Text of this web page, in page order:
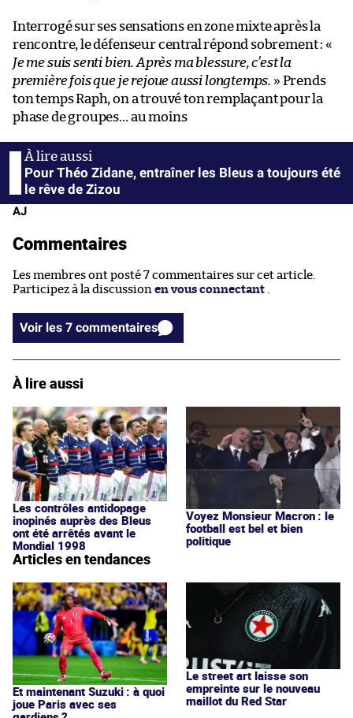
Interrogé sur ses sensations en zone mixte après la
rencontre, le défenseur central répond sobrement : «
Je me suis senti bien. Après ma blessure, c’est la
première fois que je rejoue aussi longtemps. » Prends
ton temps Raph, on a trouvé ton remplaçant pour la
phase de groupes… au moins
Pour Théo Zidane, entraîner les Bleus a toujours été
le rêve de Zizou
AJ
Commentaires
Les membres ont posté 7 commentaires sur cet article.
Participez à la discussion en vous connectant
Voir les 7 commentaires
À lire aussi
Les contrôles antidopage
inopinés auprès des Bleus
ont été arrêtés avant le
Mondial 1998
Voyez Monsieur Macron : le
football est bel et bien
politique
Articles en tendances
Et maintenant Suzuki : à quoi
joue Paris avec ses
Le street art laisse son
empreinte sur le nouveau
maillot du Red Star